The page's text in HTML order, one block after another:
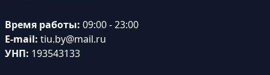
Время работы: 09:00 - 23:00
E-mail: tiu.by@mail.ru
УНП: 193543133